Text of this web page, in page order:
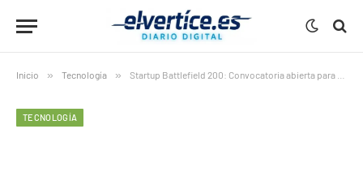
Inicio » Tecnología » Startup Battlefield 200: Convocatoria abierta para 2026
TECNOLOGÍA